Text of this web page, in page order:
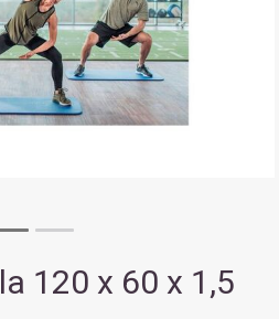
120 x 60 x 1,5